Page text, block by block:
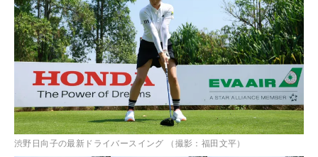
渋野日向子の最新ドライバースイング （撮影：福田文平）